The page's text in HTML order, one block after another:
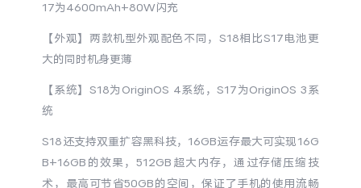
17为4600mAh+80W闪充
【外观】两款机型外观配色不同，S18相比S17电池更
大的同时机身更薄
【系统】S18为OriginOS 4系统，S17为OriginOS 3系
统
S18还支持双重扩容黑科技，16GB运存最大可实现16G
B+16GB的效果，512GB超大内存，通过存储压缩技
术，最高可节省50GB的空间，保证了手机的使用流畅